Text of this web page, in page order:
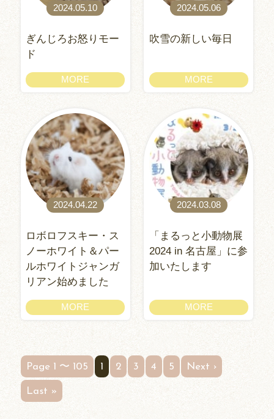
2024.05.10
ぎんじろお怒りモー
ド
MORE
2024.05.06
吹雪の新しい毎日
MORE
2024.04.22
ロボロフスキー・ス
ノーホワイト＆パー
ルホワイトジャンガ
リアン始めました
MORE
2024.03.08
「まるっと小動物展
2024 in 名古屋」に参
加いたします
MORE
Page 1 〜 105 1 2 3 4 5 Next ›
Last »